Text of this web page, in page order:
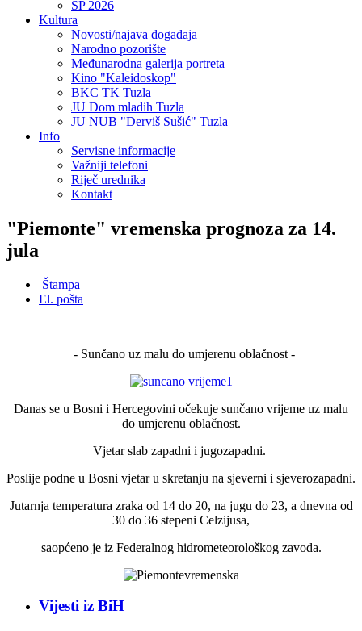
SP 2026
Kultura
Novosti/najava događaja
Narodno pozorište
Međunarodna galerija portreta
Kino "Kaleidoskop"
BKC TK Tuzla
JU Dom mladih Tuzla
JU NUB "Derviš Sušić" Tuzla
Info
Servisne informacije
Važniji telefoni
Riječ urednika
Kontakt
"Piemonte" vremenska prognoza za 14.
jula
Štampa
El. pošta
- Sunčano uz malu do umjerenu oblačnost -
Danas se u Bosni i Hercegovini očekuje sunčano vrijeme uz malu
do umjerenu oblačnost.
Vjetar slab zapadni i jugozapadni.
Poslije podne u Bosni vjetar u skretanju na sjeverni i sjeverozapadni.
Jutarnja temperatura zraka od 14 do 20, na jugu do 23, a dnevna od
30 do 36 stepeni Celzijusa,
saopćeno je iz Federalnog hidrometeorološkog zavoda.
Vijesti iz BiH